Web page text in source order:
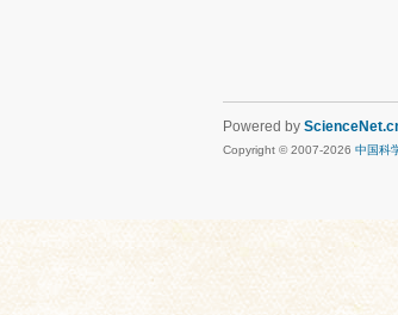
Powered by
Copyright © 2007-2026 中国科